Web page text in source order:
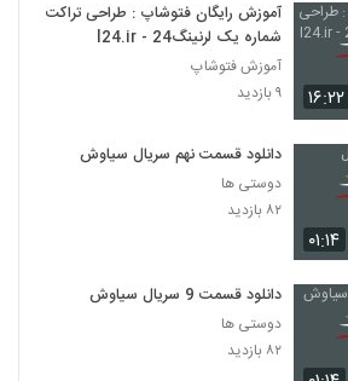
۱۶:۲۲
آموزش رایگان فتوشاپ : طراحی تراکت
شماره یک لرنینگ24 - l24.ir
آموزش فتوشاپ
۹ بازدید
۰۱:۱۴
دانلود قسمت نهم سریال سیاوش
دوستی ها
۸۲ بازدید
دانلود قسمت 9 سریال سیاوش
دوستی ها
۸۲ بازدید